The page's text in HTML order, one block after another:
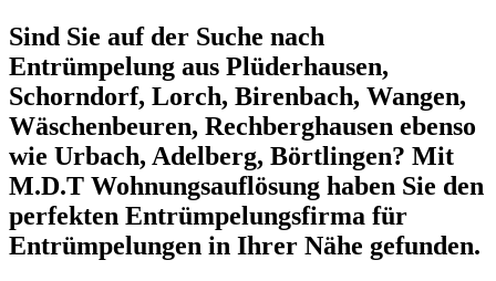
Sind Sie auf der Suche nach
Entrümpelung aus Plüderhausen,
Schorndorf, Lorch, Birenbach, Wangen,
Wäschenbeuren, Rechberghausen ebenso
wie Urbach, Adelberg, Börtlingen? Mit
M.D.T Wohnungsauflösung haben Sie den
perfekten Entrümpelungsfirma für
Entrümpelungen in Ihrer Nähe gefunden.